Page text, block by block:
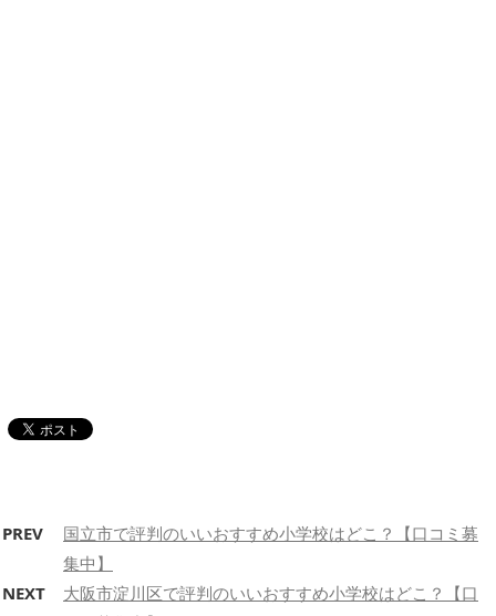
PREV
国立市で評判のいいおすすめ小学校はどこ？【口コミ募
集中】
NEXT
大阪市淀川区で評判のいいおすすめ小学校はどこ？【口